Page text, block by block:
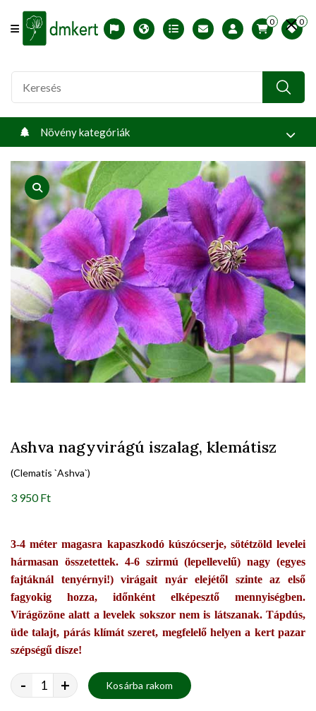
Offcanvas Menu Open
English version
Télállósági zónák
Nyomtatható ABC árjegyzék
Profilom
0 0
Növény kategóriák
product view
Ashva nagyvirágú iszalag, klemátisz
(Clematis `Ashva`)
3 950 Ft
3-4 méter magasra kapaszkodó kúszócserje, sötétzöld levelei
hármasan összetettek. 4-6 szirmú (lepellevelű) nagy (egyes
fajtáknál tenyérnyi!) virágait nyár elejétől szinte az első
fagyokig hozza, időnként elképesztő mennyiségben.
Virágözöne alatt a levelek sokszor nem is látszanak. Tápdús,
üde talajt, párás klímát szeret, megfelelő helyen a kert pazar
szépségű dísze!
- + Kosárba rakom